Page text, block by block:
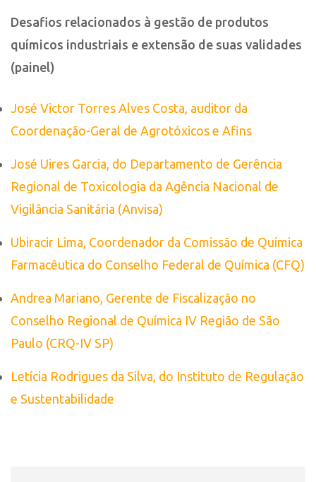
Desafios relacionados à gestão de produtos
químicos industriais e extensão de suas validades
(painel)
José Victor Torres Alves Costa, auditor da
Coordenação-Geral de Agrotóxicos e Afins
José Uires Garcia, do Departamento de Gerência
Regional de Toxicologia da Agência Nacional de
Vigilância Sanitária (Anvisa)
Ubiracir Lima, Coordenador da Comissão de Química
Farmacêutica do Conselho Federal de Química (CFQ)
Andrea Mariano, Gerente de Fiscalização no
Conselho Regional de Química IV Região de São
Paulo (CRQ-IV SP)
Letícia Rodrigues da Silva, do Instituto de Regulação
e Sustentabilidade